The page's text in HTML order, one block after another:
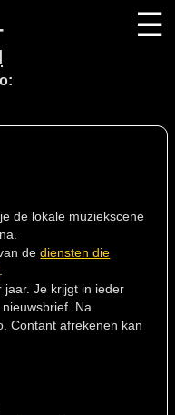
☰
de lokale muziekscene
dediensten die
jaar. Je krijgt in ieder
Na
Contant afrekenen kan